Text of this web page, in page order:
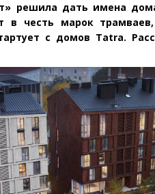
решила дать имена
в честь марок
с домов Tatra.